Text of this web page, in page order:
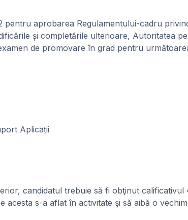
aprobarea Regulamentului-cadru
și completările ulterioare, Autoritatea
de promovare în grad pentru
Aplicații
candidatul trebuie să fi obţinut
s-a aflat în activitate şi să aibă o